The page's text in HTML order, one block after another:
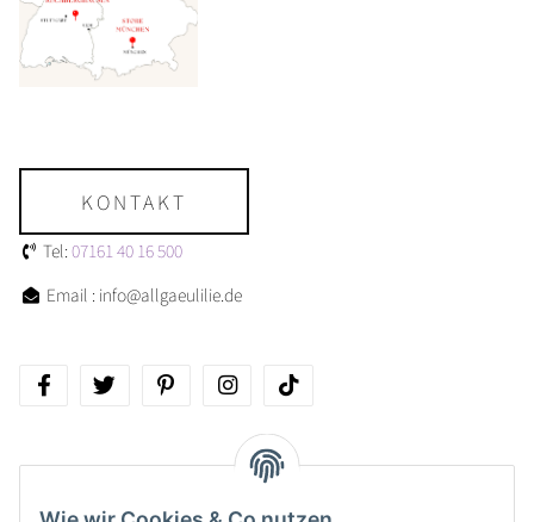
KONTAKT
Tel: 07161 40 16 500
Email : info@allgaeulilie.de